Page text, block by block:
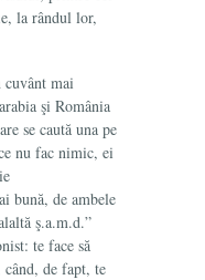
la rândul lor,
cuvânt mai
şi România
se caută una pe
nu fac nimic, ei
bună, de ambele
ş.a.m.d.”
te face să
de fapt, te